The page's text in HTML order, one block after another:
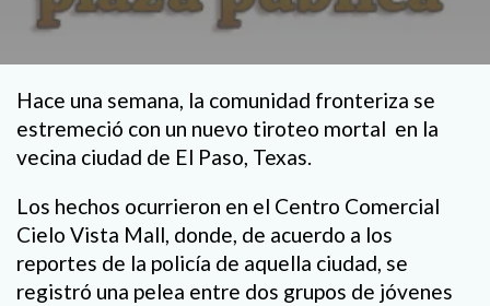
Hace una semana, la comunidad fronteriza se
estremeció con un nuevo tiroteo mortal en la
vecina ciudad de El Paso, Texas.
Los hechos ocurrieron en el Centro Comercial
Cielo Vista Mall, donde, de acuerdo a los
reportes de la policía de aquella ciudad, se
registró una pelea entre dos grupos de jóvenes